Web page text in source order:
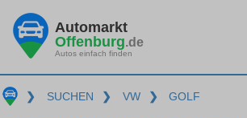
Automarkt
Offenburg.de
Autos einfach finden
❯ SUCHEN ❯ VW ❯ GOLF